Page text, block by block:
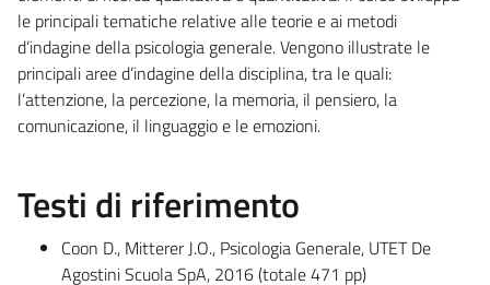
le principali tematiche relative alle teorie e ai metodi
d’indagine della psicologia generale. Vengono illustrate le
principali aree d’indagine della disciplina, tra le quali:
l’attenzione, la percezione, la memoria, il pensiero, la
comunicazione, il linguaggio e le emozioni.
Testi di riferimento
Coon D., Mitterer J.O., Psicologia Generale, UTET De
Agostini Scuola SpA, 2016 (totale 471 pp)